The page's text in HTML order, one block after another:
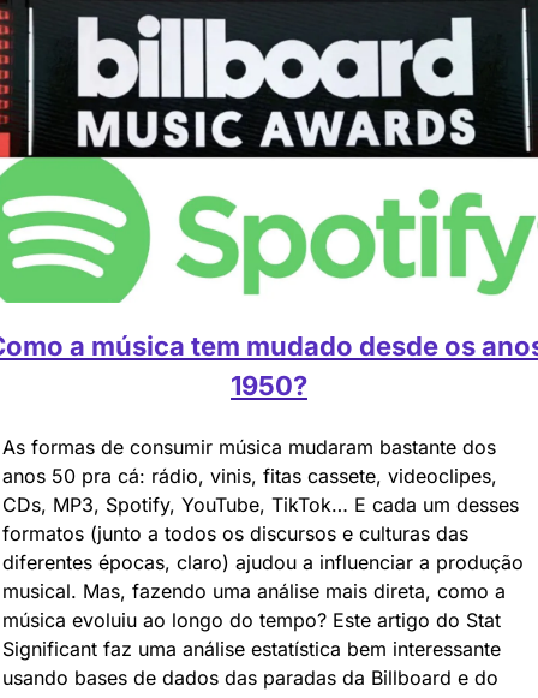
a música tem mudado desde os
1950?
As formas de consumir música mudaram bastante dos
anos 50 pra cá: rádio, vinis, fitas cassete, videoclipes,
CDs, MP3, Spotify, YouTube, TikTok… E cada um desses
formatos (junto a todos os discursos e culturas das
diferentes épocas, claro) ajudou a influenciar a produção
musical. Mas, fazendo uma análise mais direta, como a
música evoluiu ao longo do tempo? Este artigo do Stat
Significant faz uma análise estatística bem interessante
usando bases de dados das paradas da Billboard e do